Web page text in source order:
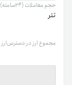
حجم معاملات (۲۴ساعته)
تتر
مجموع ارز در دسترس